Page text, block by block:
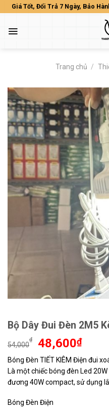
Skip
content
Giá Tốt, Đổi Trả 7 Ngày, Bảo
Trang chủ /
Bộ Dây Đui Đèn 2M5
54,000
₫
Giá
gốc
là:
54,000₫.
48,600₫Giá
tại
là:
Bóng Đèn TIẾT KIÊM Điện đui
Là một chiếc bóng đèn Led
đương 40W compact, sử dụng
Bóng Đèn Điện